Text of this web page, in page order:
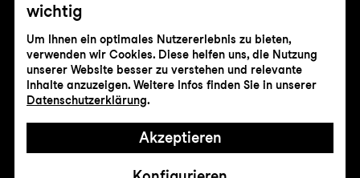
© Genossenschaft Konzert und Theater
St.Gallen
Impressum
Datenschutz AGB Intranet
wichtig
Um Ihnen ein optimales Nutzererlebnis zu bieten,
verwenden wir Cookies. Diese helfen uns, die Nutzung
unserer Website besser zu verstehen und relevante
Inhalte anzuzeigen. Weitere Infos finden Sie in unserer
Datenschutzerklärung.
Akzeptieren